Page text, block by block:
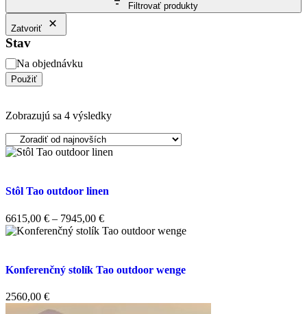
Filtrovať produkty
Zatvoriť
Stav
Na objednávku
Použiť
Zobrazujú sa 4 výsledky
Stôl Tao outdoor linen
6615,00 € – 7945,00 €
Konferenčný stolík Tao outdoor wenge
2560,00 €